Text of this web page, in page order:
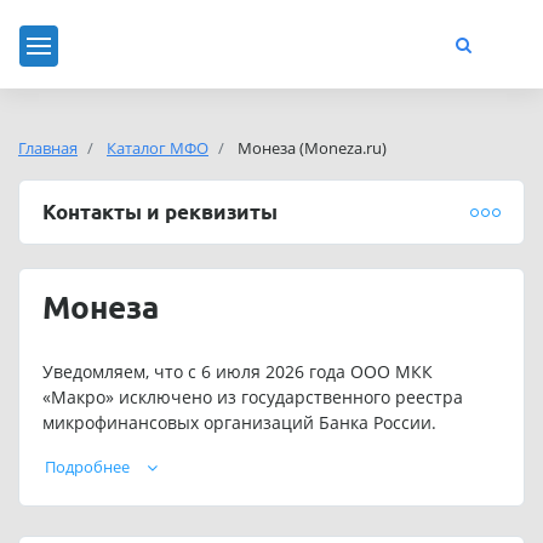
Главная Каталог МФО Монеза (Moneza.ru)
Контакты и реквизиты
Монеза
Уведомляем, что с 6 июля 2026 года ООО МКК
«Макро» исключено из государственного реестра
микрофинансовых организаций Банка России.
В связи с этим Компания прекратила выдачу
Подробнее